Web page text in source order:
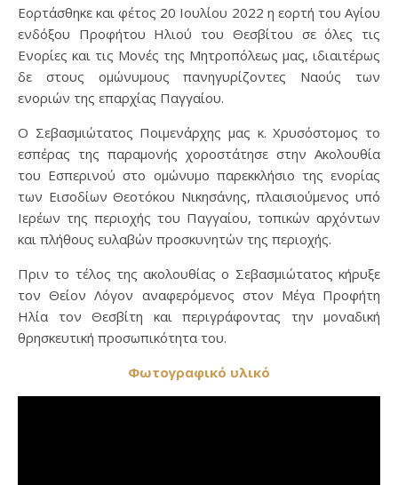
Εορτάσθηκε και φέτος 20 Ιουλίου 2022 η εορτή του Αγίου
ενδόξου Προφήτου Ηλιού του Θεσβίτου σε όλες τις
Ενορίες και τις Μονές της Μητροπόλεως μας, ιδιαιτέρως
δε στους ομώνυμους πανηγυρίζοντες Ναούς των
ενοριών της επαρχίας Παγγαίου.
Ο Σεβασμιώτατος Ποιμενάρχης μας κ. Χρυσόστομος το
εσπέρας της παραμονής χοροστάτησε στην Ακολουθία
του Εσπερινού στο ομώνυμο παρεκκλήσιο της ενορίας
των Εισοδίων Θεοτόκου Νικησάνης, πλαισιούμενος υπό
Ιερέων της περιοχής του Παγγαίου, τοπικών αρχόντων
και πλήθους ευλαβών προσκυνητών της περιοχής.
Πριν το τέλος της ακολουθίας ο Σεβασμιώτατος κήρυξε
τον Θείον Λόγον αναφερόμενος στον Μέγα Προφήτη
Ηλία τον Θεσβίτη και περιγράφοντας την μοναδική
θρησκευτική προσωπικότητα του.
Φωτογραφικό υλικό